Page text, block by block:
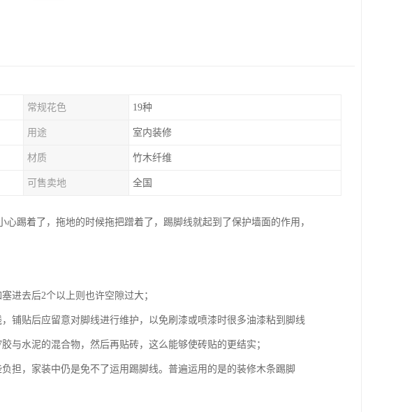
常规花色 19种
用途 室内装修
材质 竹木纤维
可售卖地 全国
踢着了，拖地的时候拖把蹭着了，踢脚线就起到了保护墙面的作用，
进去后2个以上则也许空隙过大；
铺贴后应留意对脚线进行维护，以免刷漆或喷漆时很多油漆粘到脚线
与水泥的混合物，然后再贴砖，这么能够使砖贴的更结实；
担，家装中仍是免不了运用踢脚线。普遍运用的是的装修木条踢脚